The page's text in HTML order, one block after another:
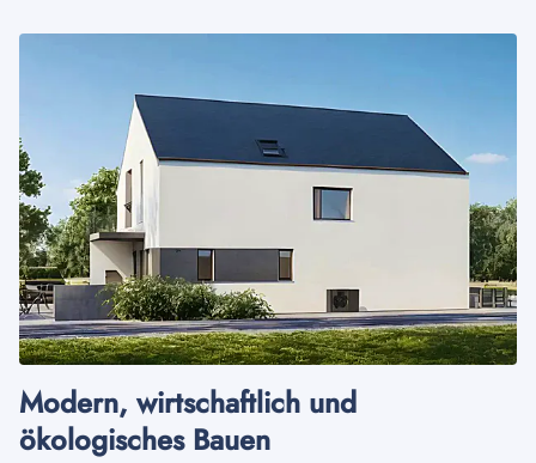
Modern, wirtschaftlich und
ökologisches Bauen